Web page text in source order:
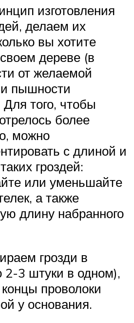
изготовления
делаем их
вы хотите
дереве (в
от желаемой
пышности
того, чтобы
более
можно
с длиной и
гроздей:
или уменьшайте
а также
длину набранного
грозди в
2-3 штуки в одном),
проволоки
у основания.